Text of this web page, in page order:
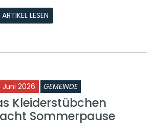
ARTIKEL LESEN
Juni 2026 GEMEINDE
Kleiderstübchen
Sommerpause